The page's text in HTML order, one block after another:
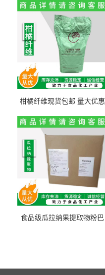
柑橘纤维现货包邮 量大优惠
食品级瓜拉纳果提取物粉巴